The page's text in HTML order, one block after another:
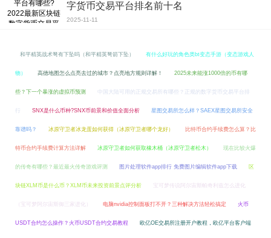
字货币交易平台排名前十名
2025-11-11
和平精英战术弩有下坠吗（和平精英弩箭下坠） 有什么好玩的角色类bt变态手游（变态游戏人
物） 高德地图怎么点亮去过的城市？点亮地方规则详解！ 2025未来能涨1000倍的币有哪
些？下一个暴涨的虚拟币预测 中国大陆可用的正规交易所有哪些？正规的数字货币交易平台排
行 SNX是什么币种?SNX币前景和价值全面分析 星图交易所怎么样？SAEX星图交易所安全
靠谱吗？ 冰原守卫者冰龙蛋如何获得（冰原守卫者哪个龙好） 比特币合约手续费怎么算？比
特币合约手续费计算方法详解 冰原守卫者如何获取橡木桶（冰原守卫者松木） 现在比较火爆
的传奇有哪些？最近最火传奇游戏评测 图片处理软件app排行 免费图片编辑软件app下载 区
块链XLM币是什么币？XLM币未来投资前景点评分析 宝可梦传说阿尔宙斯帕奇利兹怎么进化
（宝可梦阿尔宙斯御三家进化） 电脑nvidia控制面板打不开？三种解决方法轻松搞定 火币
USDT合约怎么操作？火币USDT合约交易教程 欧亿OE交易所注册开户教程，欧亿平台客户端